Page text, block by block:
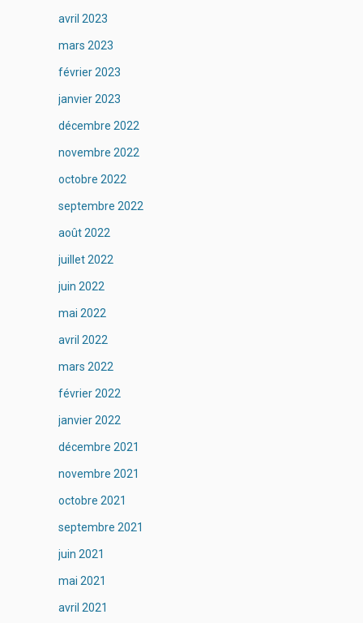
avril 2023
mars 2023
février 2023
janvier 2023
décembre 2022
novembre 2022
octobre 2022
septembre 2022
août 2022
juillet 2022
juin 2022
mai 2022
avril 2022
mars 2022
février 2022
janvier 2022
décembre 2021
novembre 2021
octobre 2021
septembre 2021
juin 2021
mai 2021
avril 2021